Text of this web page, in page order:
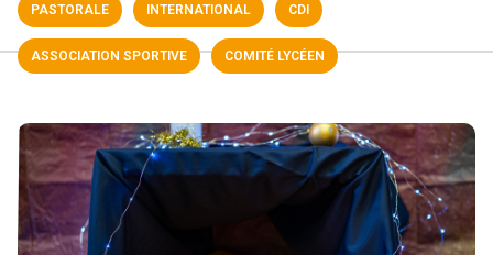
PASTORALE INTERNATIONAL CDI
ASSOCIATION SPORTIVE COMITÉ LYCÉEN